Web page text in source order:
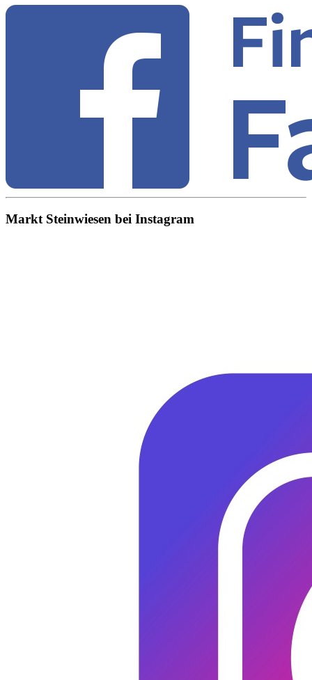
Markt Steinwiesen bei Instagram